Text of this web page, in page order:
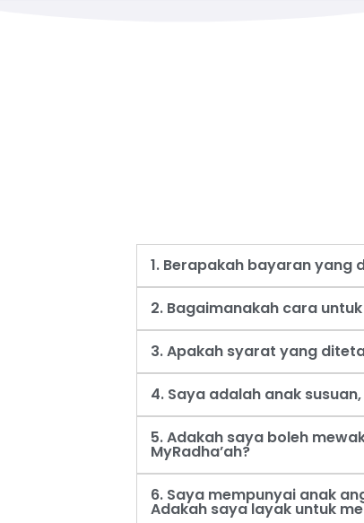
1. Berapakah bayaran yang
2. Bagaimanakah cara
3. Apakah syarat yang
4. Saya adalah anak
5. Adakah saya boleh
MyRadha’ah?
6. Saya mempunyai anak
Adakah saya layak untuk